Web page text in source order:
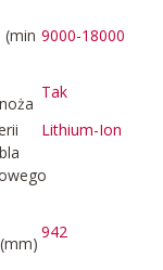
(min 9000-18000
Tak
Lithium-Ion
942